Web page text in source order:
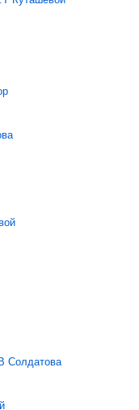
Солдатова